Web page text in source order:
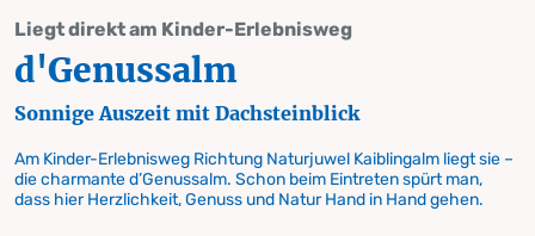
Liegt direkt am Kinder-Erlebnisweg
d'Genussalm
Sonnige Auszeit mit Dachsteinblick
Am Kinder-Erlebnisweg Richtung Naturjuwel Kaiblingalm liegt sie –
die charmante d’Genussalm. Schon beim Eintreten spürt man,
dass hier Herzlichkeit, Genuss und Natur Hand in Hand gehen.